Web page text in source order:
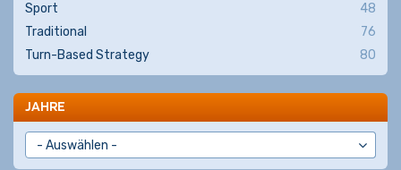
Sport
48
Traditional
76
Turn-Based Strategy
80
JAHRE